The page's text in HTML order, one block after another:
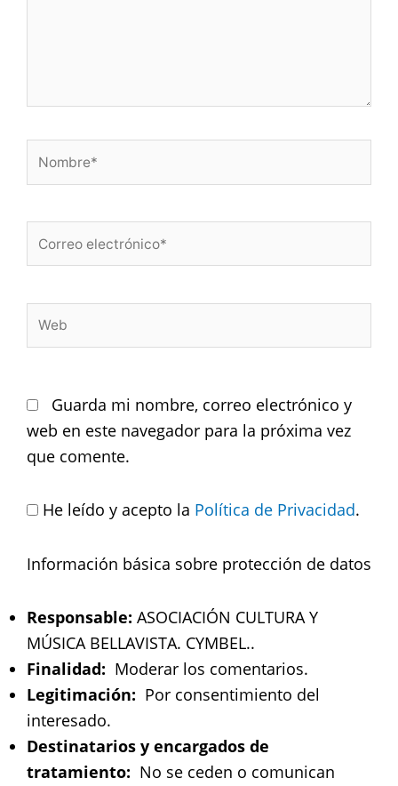
Nombre*
Correo
Web
Guarda mi nombre, correo electrónico y
web en este navegador para la próxima vez
que comente.
He leído y acepto la Política de Privacidad.
Información básica sobre protección de datos
Responsable: ASOCIACIÓN CULTURA Y
MÚSICA BELLAVISTA. CYMBEL..
Finalidad: Moderar los comentarios.
Legitimación: Por consentimiento del
interesado.
Destinatarios y encargados de
tratamiento: No se ceden o comunican